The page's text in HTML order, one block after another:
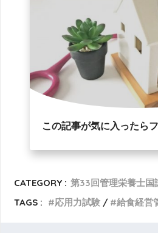
この記事が気に入ったら
CATEGORY : 第33回管理栄養士国
TAGS :
応用力試験 給食経営